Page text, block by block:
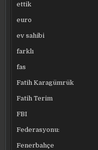
ettik
euro
ev sahibi
farklı
fas
Fatih Karagümrük
Fatih Terim
FBI
Federasyonu:
Fenerbahçe